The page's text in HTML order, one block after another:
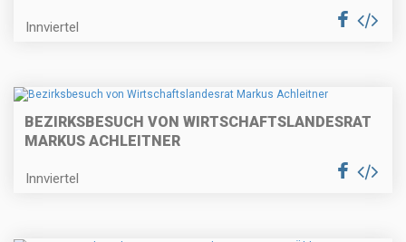
Innviertel
BEZIRKSBESUCH VON WIRTSCHAFTSLANDESRAT
MARKUS ACHLEITNER
Innviertel